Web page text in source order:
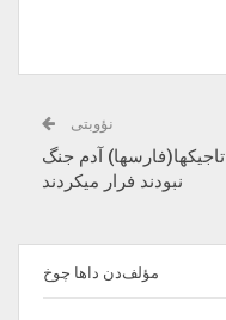
نؤوبتی
تاجیکها(فارسها) آدم جنگ
نبودند فرار میکردند
مؤلف‌دن داها چوخ